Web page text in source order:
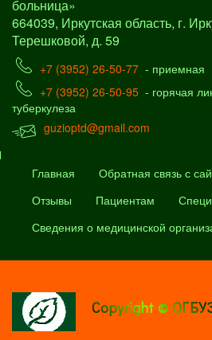
больница»
664039, Иркутская область, г.
Терешковой, д. 59
+7 (3952) 26-50-77 - приемная
+7 (3952) 26-50-95 - горячая
туберкулеза
guzioptd@gmail.com
Главная Обратная связь с
Отзывы
Пациентам
Сведения о медицинской
Copyright ©